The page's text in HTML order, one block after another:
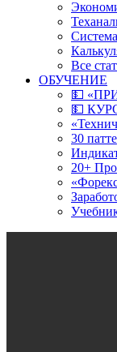
Все
ОБУЧЕНИЕ
💵
💵
30
20+